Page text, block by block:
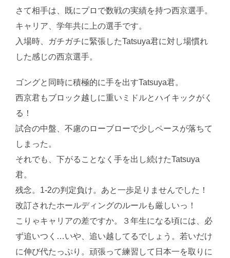
さて相手は、既にプロで数戦の実績を持つ西京選手。
キャリア、学年共に上の選手です。
入場時、ガチガチに緊張したTatsuya君に対し場慣れ
した感じの西京選手。
ゴングと同時に積極的に手を出すTatsuya君。
西京君もブロック越しに重いミドルとハイキックがく
る！
試合の中盤、不慮のローブローで少しペースが落ちて
しまった。
それでも、下がることなく手を出し続けたTatsuya
君。
残念。1-2の判定負け。あと一歩足りませんでした！
改訂されたホールディングのルールも厳しいっ！
こりゃキャリアの差ですか。３年生になる頃には、必
ず追いつく…いや、追い越してるでしょう。若いだけ
に伸び代たっぷり。頑張って練習して日本一を取りに